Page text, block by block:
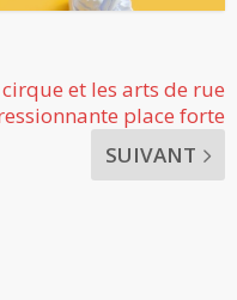
et les arts de rue
place forte
SUIVANT